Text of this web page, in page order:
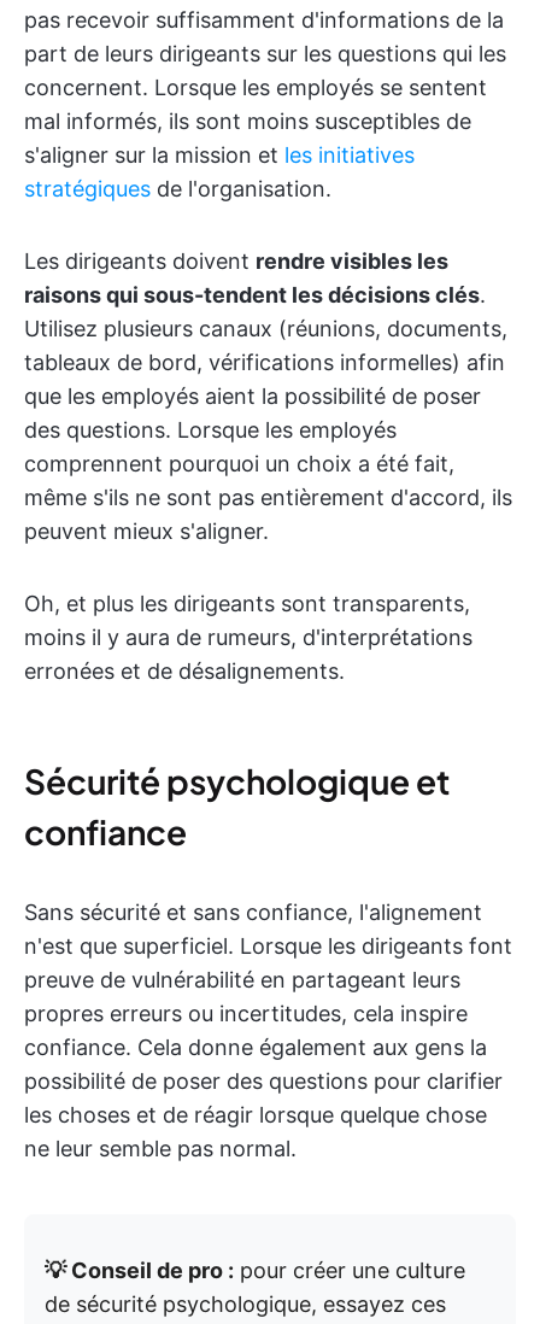
pas recevoir suffisamment d'informations de la
part de leurs dirigeants sur les questions qui les
concernent. Lorsque les employés se sentent
mal informés, ils sont moins susceptibles de
s'aligner sur la mission et les initiatives
stratégiques de l'organisation.
Les dirigeants doivent rendre visibles les
raisons qui sous-tendent les décisions clés.
Utilisez plusieurs canaux (réunions, documents,
tableaux de bord, vérifications informelles) afin
que les employés aient la possibilité de poser
des questions. Lorsque les employés
comprennent pourquoi un choix a été fait,
même s'ils ne sont pas entièrement d'accord, ils
peuvent mieux s'aligner.
Oh, et plus les dirigeants sont transparents,
moins il y aura de rumeurs, d'interprétations
erronées et de désalignements.
Sécurité psychologique et
confiance
Sans sécurité et sans confiance, l'alignement
n'est que superficiel. Lorsque les dirigeants font
preuve de vulnérabilité en partageant leurs
propres erreurs ou incertitudes, cela inspire
confiance. Cela donne également aux gens la
possibilité de poser des questions pour clarifier
les choses et de réagir lorsque quelque chose
ne leur semble pas normal.
💡 Conseil de pro : pour créer une culture
de sécurité psychologique, essayez ces